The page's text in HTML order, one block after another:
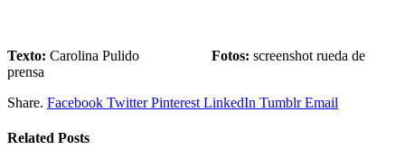
Texto: Carolina Pulido Fotos: screenshot rueda de
prensa
Share. Facebook Twitter Pinterest LinkedIn Tumblr Email
Related Posts